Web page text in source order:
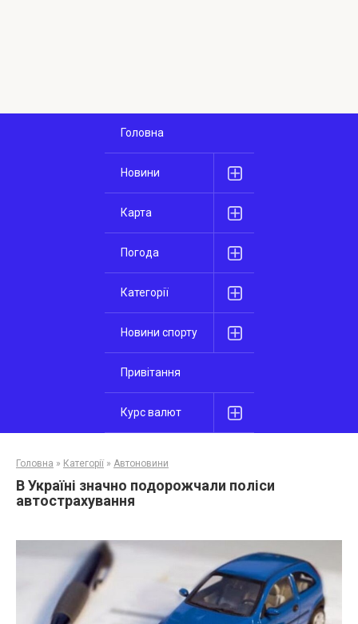
Головна
Новини
Карта
Погода
Категорії
Новини спорту
Привітання
Курс валют
Головна » Категорії » Автоновини
В Україні значно подорожчали поліси
автострахування